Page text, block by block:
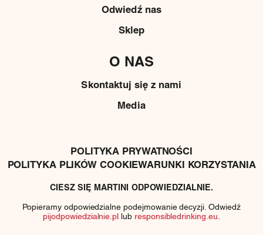
Odwiedź nas
Sklep
O NAS
Skontaktuj się z nami
Media
POLITYKA PRYWATNOŚCI
POLITYKA PLIKÓW COOKIEWARUNKI KORZYSTANIA
CIESZ SIĘ MARTINI ODPOWIEDZIALNIE.
Popieramy odpowiedzialne podejmowanie decyzji. Odwiedź
pijodpowiedzialnie.pl lub responsibledrinking.eu